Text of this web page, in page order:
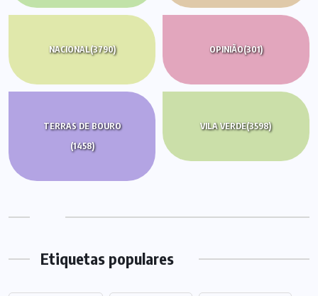
NACIONAL(3790) OPINIÃO(301)
TERRAS DE BOURO
(1458)
VILA VERDE(3598)
Etiquetas populares